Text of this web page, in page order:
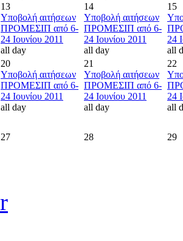
13
Υποβολή αιτήσεων
ΠΡΟΜΕΣΙΠ από 6-
24 Ιουνίου 2011
all day
14
Υποβολή αιτήσεων
ΠΡΟΜΕΣΙΠ από 6-
24 Ιουνίου 2011
all day
15
24
all
20
Υποβολή αιτήσεων
ΠΡΟΜΕΣΙΠ από 6-
24 Ιουνίου 2011
all day
21
Υποβολή αιτήσεων
ΠΡΟΜΕΣΙΠ από 6-
24 Ιουνίου 2011
all day
22
24
all
27 28 29